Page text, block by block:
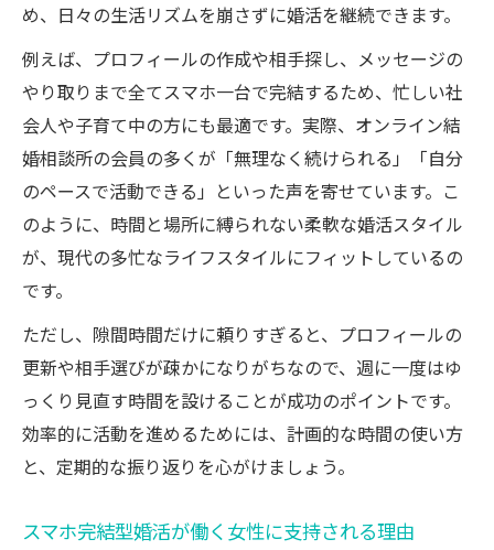
め、日々の生活リズムを崩さずに婚活を継続できます。
例えば、プロフィールの作成や相手探し、メッセージの
やり取りまで全てスマホ一台で完結するため、忙しい社
会人や子育て中の方にも最適です。実際、オンライン結
婚相談所の会員の多くが「無理なく続けられる」「自分
のペースで活動できる」といった声を寄せています。こ
のように、時間と場所に縛られない柔軟な婚活スタイル
が、現代の多忙なライフスタイルにフィットしているの
です。
ただし、隙間時間だけに頼りすぎると、プロフィールの
更新や相手選びが疎かになりがちなので、週に一度はゆ
っくり見直す時間を設けることが成功のポイントです。
効率的に活動を進めるためには、計画的な時間の使い方
と、定期的な振り返りを心がけましょう。
スマホ完結型婚活が働く女性に支持される理由